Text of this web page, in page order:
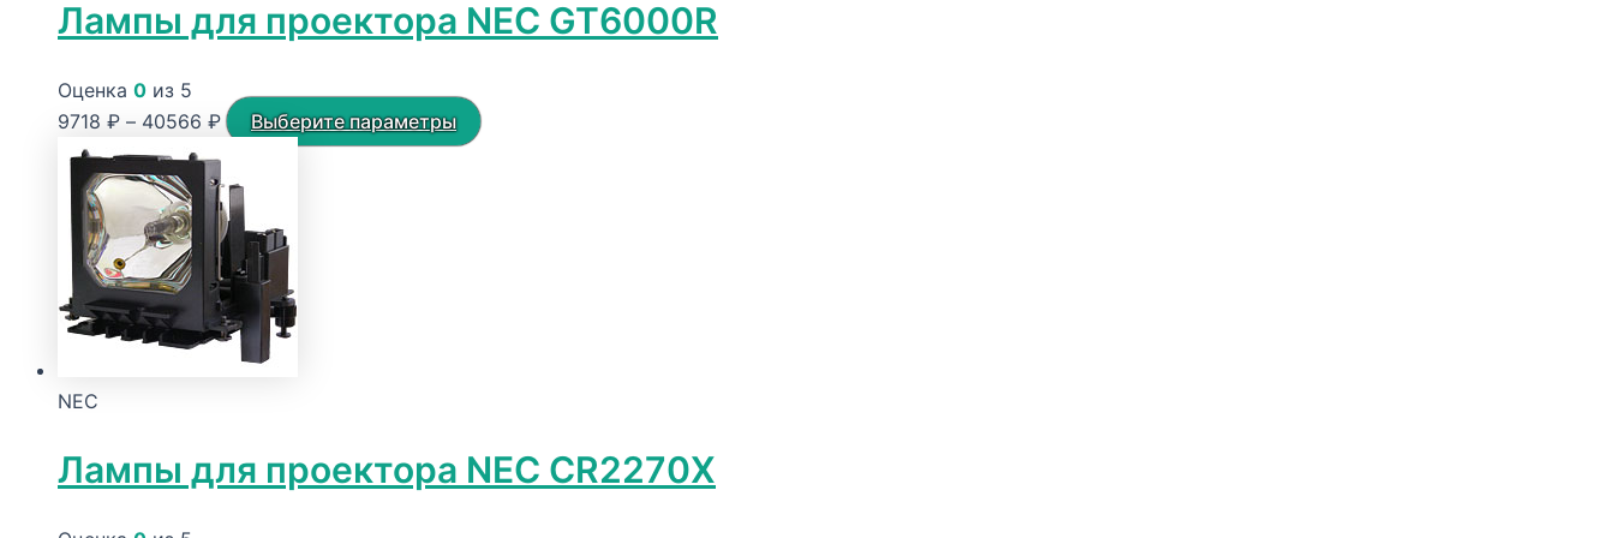
Лампы для проектора NEC GT6000R
Оценка 0 из 5
9718 ₽ – 40566 ₽Диапазон
9718 ₽
–
40566 ₽
Выберите параметры
Этот
NEC
Лампы для проектора NEC CR2270X